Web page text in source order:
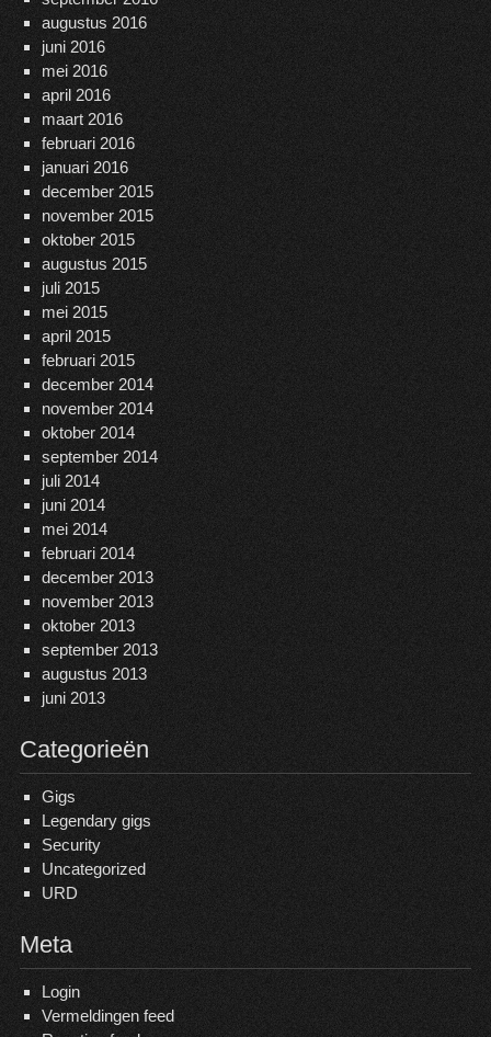
augustus 2016
juni 2016
mei 2016
april 2016
maart 2016
februari 2016
januari 2016
december 2015
november 2015
oktober 2015
augustus 2015
juli 2015
mei 2015
april 2015
februari 2015
december 2014
november 2014
oktober 2014
september 2014
juli 2014
juni 2014
mei 2014
februari 2014
december 2013
november 2013
oktober 2013
september 2013
augustus 2013
juni 2013
Categorieën
Gigs
Legendary gigs
Security
Uncategorized
URD
Meta
Login
Vermeldingen feed